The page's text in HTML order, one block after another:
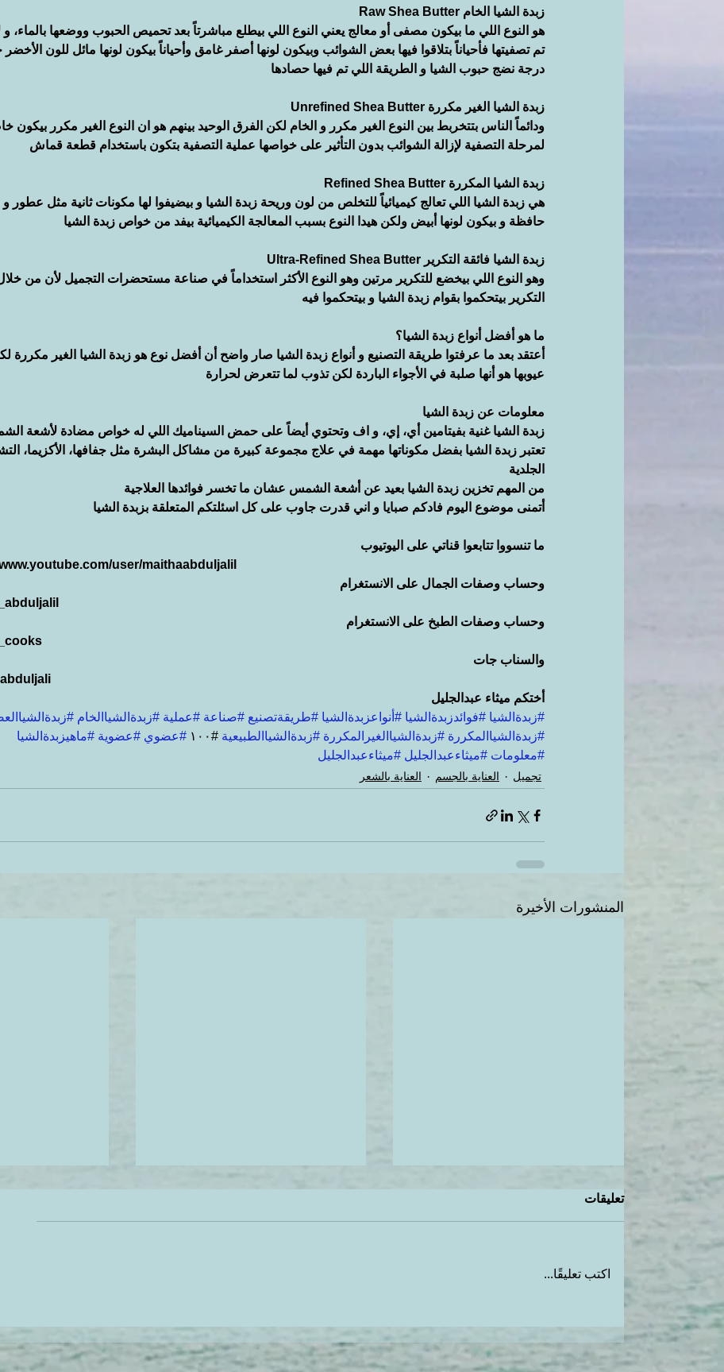
زبدة الشيا الخام Raw Shea Butter
هو النوع اللي ما بيكون مصفى أو معالج يعني النوع اللي بيطلع مباشرتاً بعد تحميص الحبوب ووضعها بالماء، و
تم تصفيتها فأحياناً بتلاقوا فيها بعض الشوائب وبيكون لونها أصفر غامق وأحياناً بيكون لونها مائل للون
درجة نضج حبوب الشيا و الطريقة اللي تم فيها حصادها
زبدة الشيا الغير مكررة Unrefined Shea Butter
ودائماً الناس بتتخربط بين النوع الغير مكرر و الخام لكن الفرق الوحيد بينهم هو ان النوع الغير مكرر بيكون
لمرحلة التصفية لإزالة الشوائب بدون التأثير على خواصها عملية التصفية بتكون باستخدام قطعة قماش
زبدة الشيا المكررة Refined Shea Butter
هي زبدة الشيا اللي تعالج كيميائياً للتخلص من لون وريحة زبدة الشيا و بيضيفوا لها مكونات ثانية مثل عطور و
حافظة و بيكون لونها أبيض ولكن هيدا النوع بسبب المعالجة الكيميائية بيفد من خواص زبدة الشيا
زبدة الشيا فائقة التكرير Ultra-Refined Shea Butter
وهو النوع اللي بيخضع للتكرير مرتين وهو النوع الأكثر استخداماً في صناعة مستحضرات التجميل لأن من
التكرير بيتحكموا بقوام زبدة الشيا و بيتحكموا فيه
ما هو أفضل أنواع زبدة الشيا؟
أعتقد بعد ما عرفتوا طريقة التصنيع و أنواع زبدة الشيا صار واضح أن أفضل نوع هو زبدة الشيا الغير مكررة
عيوبها هو أنها صلبة في الأجواء الباردة لكن تذوب لما تتعرض لحرارة
معلومات عن زبدة الشيا
زبدة الشيا غنية بفيتامين أي، إي، و اف وتحتوي أيضاً على حمض السيناميك اللي له خواص مضادة لأشعة
تعتبر زبدة الشيا بفضل مكوناتها مهمة في علاج مجموعة كبيرة من مشاكل البشرة مثل جفافها، الأكزيما،
الجلدية
من المهم تخزين زبدة الشيا بعيد عن أشعة الشمس عشان ما تخسر فوائدها العلاجية
أتمنى موضوع اليوم فادكم صبايا و اني قدرت جاوب على كل اسئلتكم المتعلقة بزبدة الشيا
ما تنسووا تتابعوا قناتي على اليوتيوب
user/maithaabduljalil
وحساب وصفات الجمال على الانستغرام
وحساب وصفات الطبخ على الانستغرام
والسناب جات
أختكم ميثاء عبدالجليل
#زبدةالشيا #فوائدزبدةالشيا #أنواعزبدةالشيا #طريقةتصنيع #صناعة #عملية #زبدةالشياالخام
#زبدةالشياالمكررة #زبدةالشياالغيرالمكررة #زبدةالشياالطبيعية #١٠٠ #عضوي #عضوية #ماهيزبدةالشيا
#معلومات #ميثاءعبدالجليل #ميثاءعبدالجليل
تجميل العناية بالجسم العناية بالشعر
المنشورات الأخيرة
فتحي بشرتك بشكل طبيعي
بالحمص
حولي بشرتك من جافه و باهته
إلي بشرة كلها حيوية و نضارة في
شهر رمضان الكريم
رح تستغربوا
المواد
الشعر
تعليقات
اكتب تعليقًا...